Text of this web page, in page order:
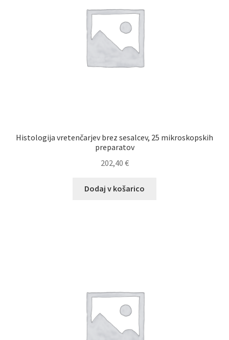
Histologija vretenčarjev brez sesalcev, 25 mikroskopskih
preparatov
202,40 €
Dodaj v košarico